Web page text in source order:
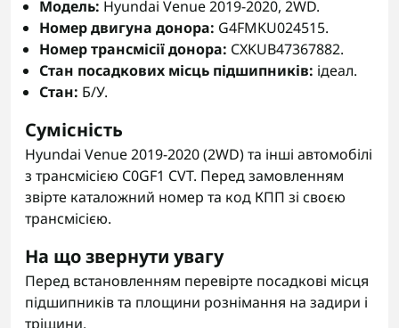
Модель: Hyundai Venue 2019-2020, 2WD.
Номер двигуна донора: G4FMKU024515.
Номер трансмісії донора: CXKUB47367882.
Стан посадкових місць підшипників: ідеал.
Стан: Б/У.
Сумісність
Hyundai Venue 2019-2020 (2WD) та інші автомобілі
з трансмісією C0GF1 CVT. Перед замовленням
звірте каталожний номер та код КПП зі своєю
трансмісією.
На що звернути увагу
Перед встановленням перевірте посадкові місця
підшипників та площини рознімання на задири і
тріщини.